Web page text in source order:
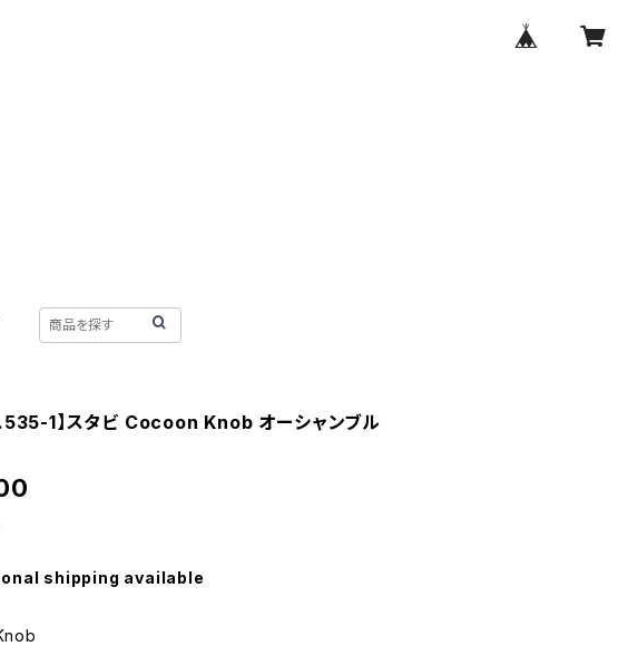
1】スタビ Cocoon Knob オーシャンブル
shipping available